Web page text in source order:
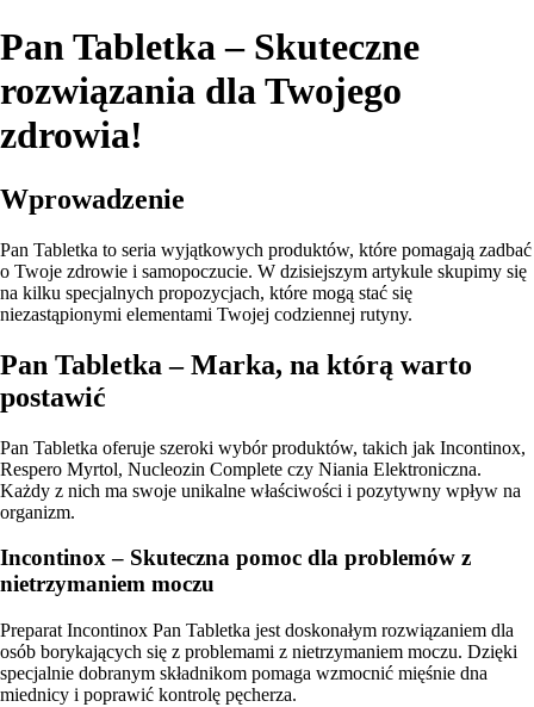
Pan Tabletka – Skuteczne
rozwiązania dla Twojego
zdrowia!
Wprowadzenie
Pan Tabletka to seria wyjątkowych produktów, które pomagają zadbać
o Twoje zdrowie i samopoczucie. W dzisiejszym artykule skupimy się
na kilku specjalnych propozycjach, które mogą stać się
niezastąpionymi elementami Twojej codziennej rutyny.
Pan Tabletka – Marka, na którą warto
postawić
Pan Tabletka oferuje szeroki wybór produktów, takich jak Incontinox,
Respero Myrtol, Nucleozin Complete czy Niania Elektroniczna.
Każdy z nich ma swoje unikalne właściwości i pozytywny wpływ na
organizm.
Incontinox – Skuteczna pomoc dla problemów z
nietrzymaniem moczu
Preparat Incontinox Pan Tabletka jest doskonałym rozwiązaniem dla
osób borykających się z problemami z nietrzymaniem moczu. Dzięki
specjalnie dobranym składnikom pomaga wzmocnić mięśnie dna
miednicy i poprawić kontrolę pęcherza.